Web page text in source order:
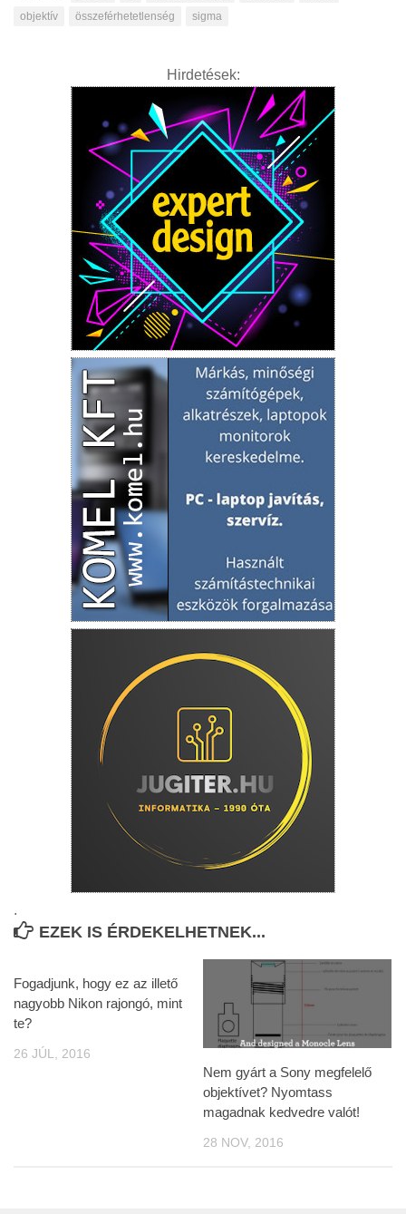
objektív
összeférhetetlenség sigma
Hirdetések:
.
EZEK IS ÉRDEKELHETNEK...
Fogadjunk, hogy ez az illető
nagyobb Nikon rajongó, mint
te?
26 JÚL, 2016
Nem gyárt a Sony megfelelő
objektívet? Nyomtass
magadnak kedvedre valót!
28 NOV, 2016